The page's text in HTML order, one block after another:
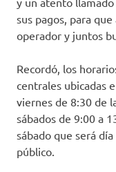
sus pagos, para
operador y juntos
Recordó, los
centrales ubicadas
viernes de 8:30 de
sábados de 9:00 a
sábado que será
público.